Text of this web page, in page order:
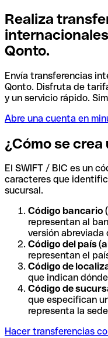
Realiza
Qonto.
Envía transferencias
Qonto. Disfruta de
y un servicio rápido.
Abre una cuenta en
¿Cómo se crea
El SWIFT / BIC es un
caracteres que
sucursal.
Código bancario
representan al
versión abreviada
Código del país
representan el
Código de
que indican
Código de
que especifican
representa la
Hacer transferencias